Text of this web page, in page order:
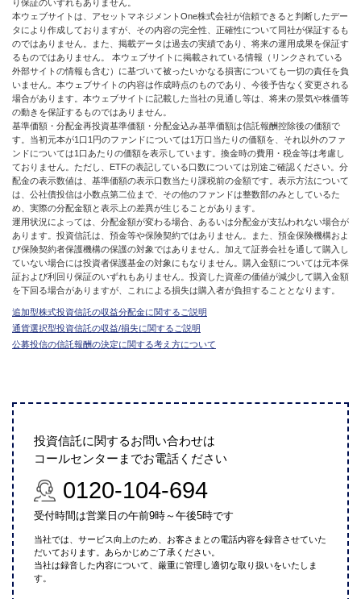
り保証のいずれもありません。
本ウェブサイトは、アセットマネジメントOne株式会社が信頼できると判断したデー
タにより作成しておりますが、その内容の完全性、正確性について同社が保証するも
のではありません。また、掲載データは過去の実績であり、将来の運用成果を保証す
るものではありません。 本ウェブサイトに掲載されている情報（リンクされている
外部サイトの情報も含む）に基づいて被ったいかなる損害についても一切の責任を負
いません。本ウェブサイトの内容は作成時点のものであり、今後予告なく変更される
場合があります。本ウェブサイトに記載した当社の見通し等は、将来の景気や株価等
の動きを保証するものではありません。
基準価額・分配金再投資基準価額・分配金込み基準価額は信託報酬控除後の価額で
す。当初元本が1口1円のファンドについては1万口当たりの価額を、それ以外のファ
ンドについては1口あたりの価額を表示しています。換金時の費用・税金等は考慮し
ておりません。ただし、ETFの表記している口数については別途ご確認ください。分
配金の表示数値は、基準価額の表示口数当たり課税前の金額です。表示方法について
は、公社債投信は小数点第二位まで、その他のファンドは整数部のみとしているた
め、実際の分配金額と表示上の差異が生じることがあります。
運用状況によっては、分配金額が変わる場合、あるいは分配金が支払われない場合が
あります。投資信託は、預金等や保険契約ではありません。また、預金保険機構およ
び保険契約者保護機構の保護の対象ではありません。加えて証券会社を通して購入し
ていない場合には投資者保護基金の対象にもなりません。購入金額については元本保
証および利回り保証のいずれもありません。投資した資産の価値が減少して購入金額
を下回る場合がありますが、これによる損失は購入者が負担することとなります。
追加型株式投資信託の収益分配金に関するご説明
通貨選択型投資信託の収益/損失に関するご説明
公募投信の信託報酬の決定に関する考え方について
投資信託に関するお問い合わせは
コールセンターまでお電話ください
0120-104-694
受付時間は営業日の午前9時～午後5時です
当社では、サービス向上のため、お客さまとの電話内容を録音させていた
だいております。あらかじめご了承ください。
当社は録音した内容について、厳重に管理し適切な取り扱いをいたしま
す。